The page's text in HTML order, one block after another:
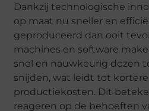
Dankzij technologische
op maat nu sneller en
geproduceerd dan ooit
machines en software
snel en nauwkeurig dozen
snijden, wat leidt tot
productiekosten. Dit
reageren op de behoeften